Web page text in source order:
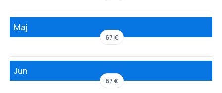
Maj
67 €
Jun
67 €